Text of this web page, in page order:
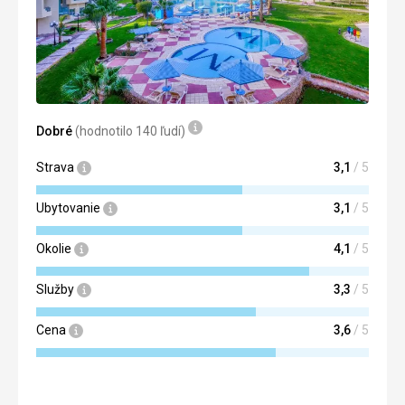
Služby
V pohodě
Táto recenzia bola preložená automaticky pomocou
Google Translate
Dobré(hodnotilo 140 ľudí)
Strava 3,1 / 5
Ubytovanie 3,1 / 5
Okolie 4,1 / 5
Služby 3,3 / 5
Cena 3,6/ 5